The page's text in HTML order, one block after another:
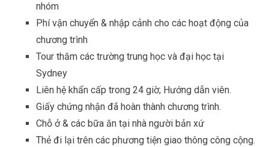
nhóm
Phí vận chuyển & nhập cảnh cho các hoạt động của
chương trình
Tour thăm các trường trung học và đại học tại
Sydney
Liên hệ khẩn cấp trong 24 giờ; Hướng dẫn viên.
Giấy chứng nhận đã hoàn thành chương trình.
Chỗ ở & các bữa ăn tại nhà người bản xứ
Thẻ đi lại trên các phương tiện giao thông công cộng.